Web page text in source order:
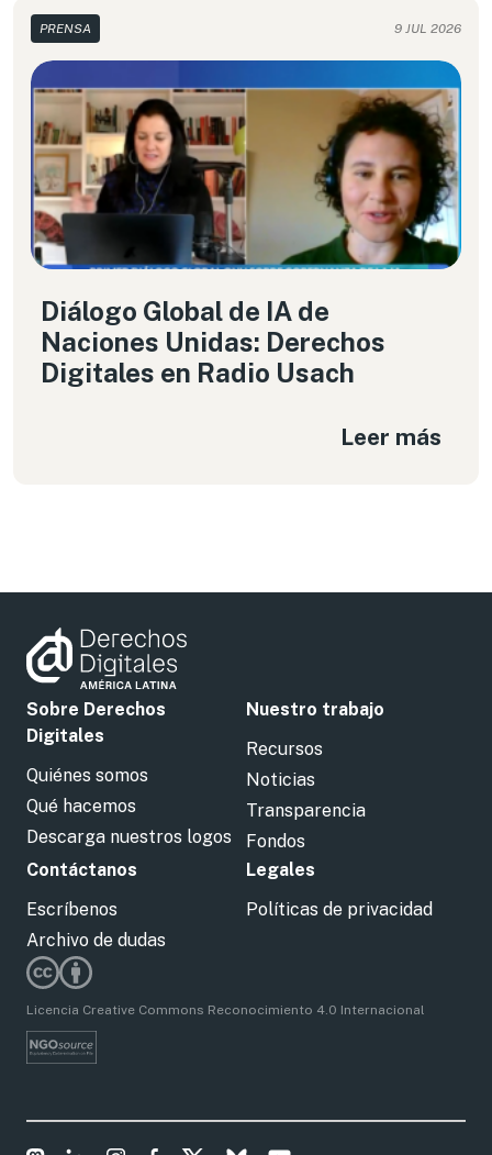
PRENSA 9 JUL 2026
Diálogo Global de IA de
Naciones Unidas: Derechos
Digitales en Radio Usach
Leer más
Sobre Derechos
Digitales
Quiénes somos
Qué hacemos
Descarga nuestros logos
Nuestro trabajo
Recursos
Noticias
Transparencia
Fondos
Contáctanos
Escríbenos
Archivo de dudas
Legales
Políticas de privacidad
Licencia Creative Commons Reconocimiento 4.0 Internacional